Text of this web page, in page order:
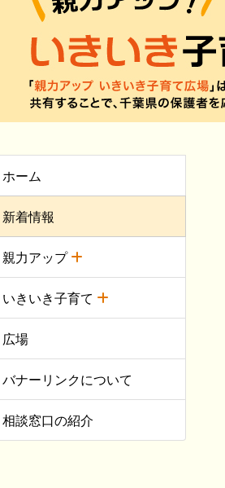
ホーム
新着情報
親力アップ
いきいき子育て
広場
バナーリンクについて
相談窓口の紹介